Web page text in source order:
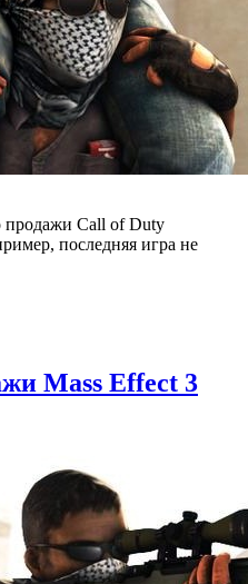
продажи Call of Duty
последняя игра не
Mass Effect 3